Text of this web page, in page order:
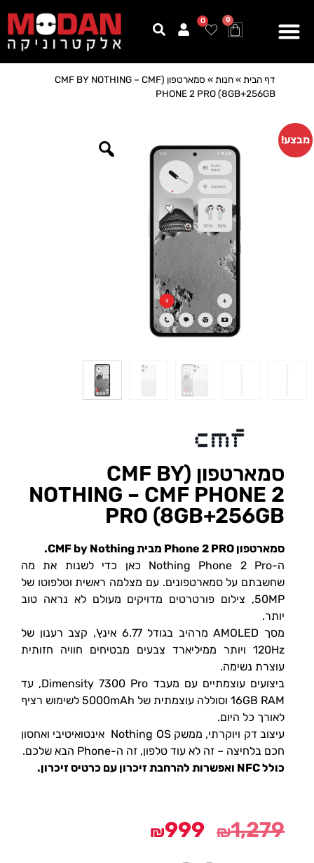
0
0
דף הבית »חנות »
סמארטפון (CMF BY NOTHING – CMF
PHONE 2 PRO (8GB+256GB
מבצע!
סמארטפון (CMF BY
NOTHING – CMF PHONE 2
PRO (8GB+256GB
סמארטפון Phone 2 PRO מבית CMF by Nothing.
ה-Nothing Phone 2 Pro כאן כדי לשנות את מה
שחשבתם על סמארטפונים. עם מצלמה ראשית וטלפוטו של
50MP, צילום פורטרטים מדויקים מעולם לא נראה טוב
יותר.
מסך AMOLED מרהיב בגודל 6.77 אינץ', קצב רענון של
120Hz ויותר ממיליארד צבעים מבטיחים חוויה חזותית
עוצרת נשימה.
ביצועים עוצמתיים עם מעבד Dimensity 7300 Pro, עד
16GB RAM וסוללה עוצמתית של 5000mAh לשימוש רציף
לאורך כל היום.
עיצוב דק ויוקרתי, ממשק Nothing OS אינטואיטיבי ואחסון
חכם בלחיצה – זה לא עוד טלפון, זה ה-Phone הבא שלכם.
כולל NFC ואפשרות להרחבת זיכרון עם כרטיס זיכרון.
₪1,279
₪999